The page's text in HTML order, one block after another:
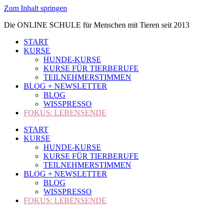
Zum Inhalt springen
Die ONLINE SCHULE für Menschen mit Tieren seit 2013
START
KURSE
HUNDE-KURSE
KURSE FÜR TIERBERUFE
TEILNEHMERSTIMMEN
BLOG + NEWSLETTER
BLOG
WISSPRESSO
FOKUS: LEBENSENDE
START
KURSE
HUNDE-KURSE
KURSE FÜR TIERBERUFE
TEILNEHMERSTIMMEN
BLOG + NEWSLETTER
BLOG
WISSPRESSO
FOKUS: LEBENSENDE